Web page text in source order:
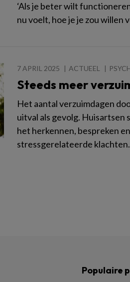
‘Als je beter wilt
nu voelt, hoe je je zou willen
7 APRIL 2025 ACTUEEL
Steeds meer
Het aantal verzuimdagen
uitval als gevolg. Huisartsen
het herkennen, bespreken
stressgerelateerde klachten.
Populaire